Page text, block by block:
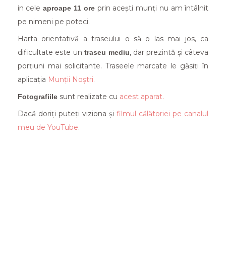
in celeaproape 11 oreprin acești munți nu am întâlnit
pe nimeni pe poteci.
Harta orientativă a traseului o să o las mai jos, ca
dificultate este untraseu mediu, dar prezintă și câteva
porțiuni mai solicitante. Traseele marcate le găsiți în
aplicația Munții Noștri.
Fotografiile sunt realizate cu acest aparat.
Dacă doriți puteți viziona șifilmul călătoriei pe canalul
meu de YouTube.